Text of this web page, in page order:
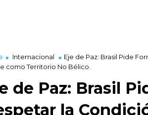
Internacional
Eje de Paz: Brasil Pide
como Territorio No Bélico.
de Paz: Brasil
la